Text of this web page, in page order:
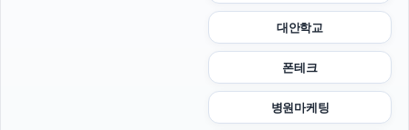
대안학교
폰테크
병원마케팅